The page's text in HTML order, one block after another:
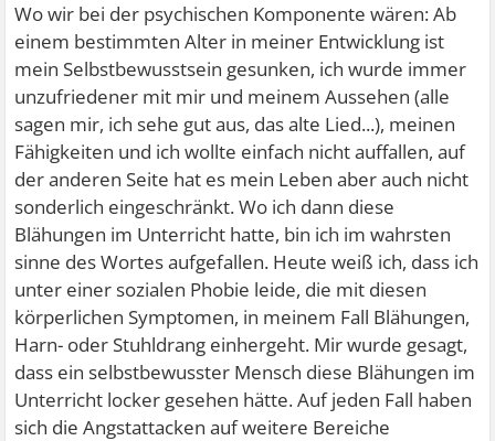
Wo wir bei der psychischen Komponente wären: Ab
einem bestimmten Alter in meiner Entwicklung ist
mein Selbstbewusstsein gesunken, ich wurde immer
unzufriedener mit mir und meinem Aussehen (alle
sagen mir, ich sehe gut aus, das alte Lied...), meinen
Fähigkeiten und ich wollte einfach nicht auffallen, auf
der anderen Seite hat es mein Leben aber auch nicht
sonderlich eingeschränkt. Wo ich dann diese
Blähungen im Unterricht hatte, bin ich im wahrsten
sinne des Wortes aufgefallen. Heute weiß ich, dass ich
unter einer sozialen Phobie leide, die mit diesen
körperlichen Symptomen, in meinem Fall Blähungen,
Harn- oder Stuhldrang einhergeht. Mir wurde gesagt,
dass ein selbstbewusster Mensch diese Blähungen im
Unterricht locker gesehen hätte. Auf jeden Fall haben
sich die Angstattacken auf weitere Bereiche